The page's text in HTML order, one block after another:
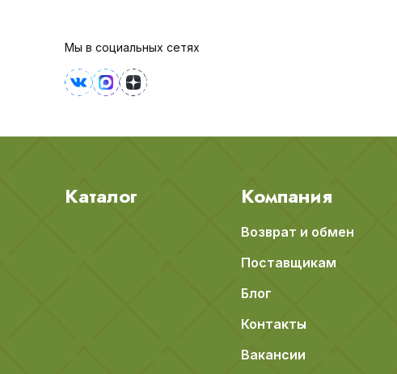
Мы в социальных сетях
Каталог Компания
Возврат и обмен
Поставщикам
Блог
Контакты
Вакансии